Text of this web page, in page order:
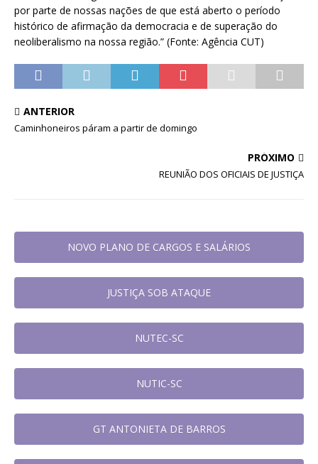
por parte de nossas nações de que está aberto o período
histórico de afirmação da democracia e de superação do
neoliberalismo na nossa região.” (Fonte: Agência CUT)
ANTERIOR
Caminhoneiros páram a partir de domingo
PRÓXIMO
REUNIÃO DOS OFICIAIS DE JUSTIÇA
NOVO PLANO DE CARGOS E SALÁRIOS
JUSTIÇA SOB ATAQUE
NUTEC-SC
NUTIC-SC
GT ANTONIETA DE BARROS